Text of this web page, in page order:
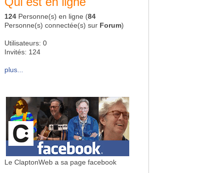
124 Personne(s) en ligne (84
Personne(s) connectée(s) sur Forum)
Utilisateurs: 0
Invités: 124
plus...
Le ClaptonWeb a sa page facebook